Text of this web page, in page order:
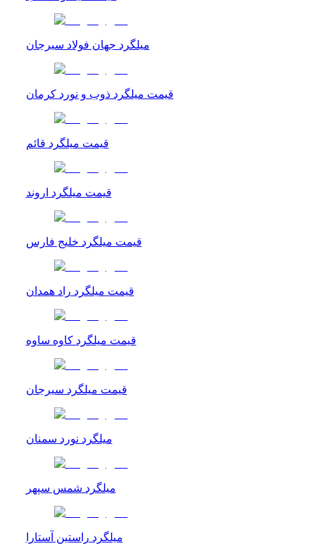
میلگرد جهان فولاد سیرجان
قیمت میلگرد ذوب و نورد کرمان
قیمت میلگرد قائم
قیمت میلگرد اروند
قیمت میلگرد خلیج فارس
قیمت میلگرد راد همدان
قیمت میلگرد کاوه ساوه
قیمت میلگرد سیرجان
میلگرد نورد سمنان
میلگرد شمس سپهر
میلگرد راستین آستارا